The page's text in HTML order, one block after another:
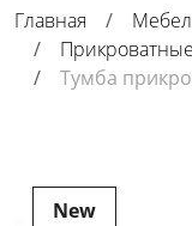
Главная
Тумба
New